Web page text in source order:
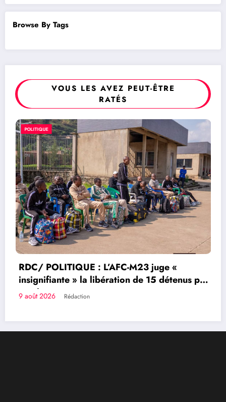
Browse By Tags
VOUS LES AVEZ PEUT-ÊTRE
RATÉS
POLITIQUE
RDC/ POLITIQUE : L’AFC-M23 juge «
insignifiante » la libération de 15 détenus par
Kinshasa
9 août 2026 Rédaction